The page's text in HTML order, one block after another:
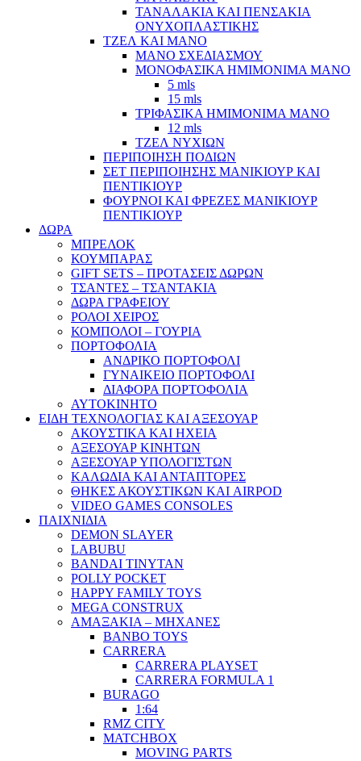
ΤΑΝΑΛΑΚΙΑ ΚΑΙ ΠΕΝΣΑΚΙΑ
ΟΝΥΧΟΠΛΑΣΤΙΚΗΣ
ΤΖΕΛ ΚΑΙ ΜΑΝΟ
ΜΑΝΟ ΣΧΕΔΙΑΣΜΟΥ
ΜΟΝΟΦΑΣΙΚΑ ΗΜΙΜΟΝΙΜΑ ΜΑΝΟ
5 mls
15 mls
ΤΡΙΦΑΣΙΚΑ ΗΜΙΜΟΝΙΜΑ ΜΑΝΟ
12 mls
ΤΖΕΛ ΝΥΧΙΩΝ
ΠΕΡΙΠΟΙΗΣΗ ΠΟΔΙΩΝ
ΣΕΤ ΠΕΡΙΠΟΙΗΣΗΣ ΜΑΝΙΚΙΟΥΡ ΚΑΙ
ΠΕΝΤΙΚΙΟΥΡ
ΦΟΥΡΝΟΙ ΚΑΙ ΦΡΕΖΕΣ ΜΑΝΙΚΙΟΥΡ
ΠΕΝΤΙΚΙΟΥΡ
ΔΩΡΑ
ΜΠΡΕΛΟΚ
ΚΟΥΜΠΑΡΑΣ
GIFT SETS – ΠΡΟΤΑΣΕΙΣ ΔΩΡΩΝ
ΤΣΑΝΤΕΣ – ΤΣΑΝΤΑΚΙΑ
ΔΩΡΑ ΓΡΑΦΕΙΟΥ
ΡΟΛΟΙ ΧΕΙΡΟΣ
ΚΟΜΠΟΛΟΙ – ΓΟΥΡΙΑ
ΠΟΡΤΟΦΟΛΙΑ
ΑΝΔΡΙΚΟ ΠΟΡΤΟΦΟΛΙ
ΓΥΝΑΙΚΕΙΟ ΠΟΡΤΟΦΟΛΙ
ΔΙΑΦΟΡΑ ΠΟΡΤΟΦΟΛΙΑ
ΑΥΤΟΚΙΝΗΤΟ
ΕΙΔΗ ΤΕΧΝΟΛΟΓΙΑΣ ΚΑΙ ΑΞΕΣΟΥΑΡ
ΑΚΟΥΣΤΙΚΑ ΚΑΙ ΗΧΕΙΑ
ΑΞΕΣΟΥΑΡ ΚΙΝΗΤΩΝ
ΑΞΕΣΟΥΑΡ ΥΠΟΛΟΓΙΣΤΩΝ
ΚΑΛΩΔΙΑ ΚΑΙ ΑΝΤΑΠΤΟΡΕΣ
ΘΗΚΕΣ ΑΚΟΥΣΤΙΚΩΝ ΚΑΙ AIRPOD
VIDEO GAMES CONSOLES
ΠΑΙΧΝΙΔΙΑ
DEMON SLAYER
LABUBU
BANDAI TINYTAN
POLLY POCKET
HAPPY FAMILY TOYS
MEGA CONSTRUX
ΑΜΑΞΑΚΙΑ – ΜΗΧΑΝΕΣ
BANBO TOYS
CARRERA
CARRERA PLAYSET
CARRERA FORMULA 1
BURAGO
1:64
RMZ CITY
MATCHBOX
MOVING PARTS